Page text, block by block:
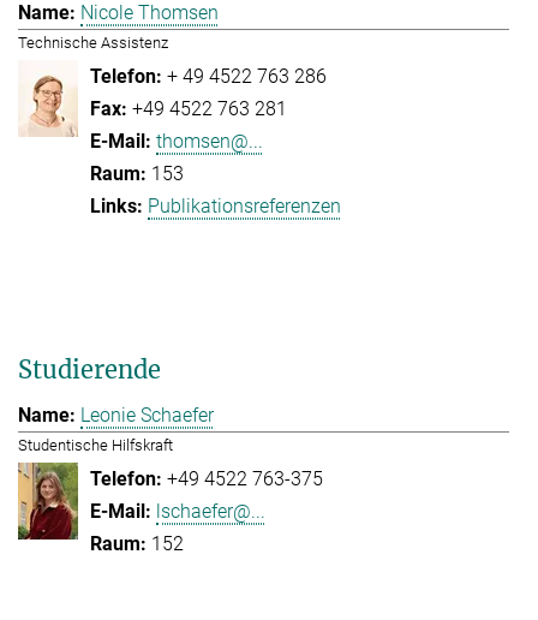
Nicole Thomsen
Technische Assistenz
+ 49 4522 763 286
+49 4522 763 281
thomsen@...
153
Publikationsreferenzen
Studierende
Leonie Schaefer
Studentische Hilfskraft
+49 4522 763-375
lschaefer@...
152